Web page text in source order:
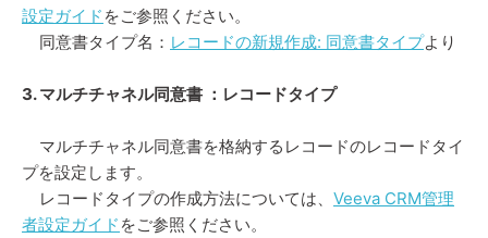
設定ガイド をご参照ください。
同意書タイプ名： レコードの新規作成: 同意書タイプより
3. マルチチャネル同意書 ：レコードタイプ
マルチチャネル同意書を格納するレコードのレコードタイ
プを設定します。
レコードタイプの作成方法については、 Veeva CRM管理
者設定ガイド をご参照ください。